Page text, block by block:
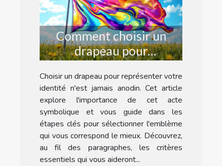
Comment choisir un
drapeau pour
représenter votre
identité?
Choisir un drapeau pour représenter votre
identité n'est jamais anodin. Cet article
explore l'importance de cet acte
symbolique et vous guide dans les
étapes clés pour sélectionner l'emblème
qui vous correspond le mieux. Découvrez,
au fil des paragraphes, les critères
essentiels qui vous aideront...